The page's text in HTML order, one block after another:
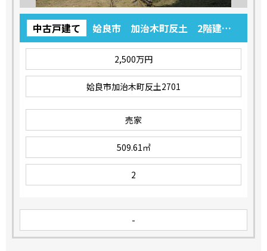
中古戸建て
姶良市 加治木町反土 2階建
て 3LDK
2,500万円
姶良市加治木町反土2701
売家
509.61㎡
2
-